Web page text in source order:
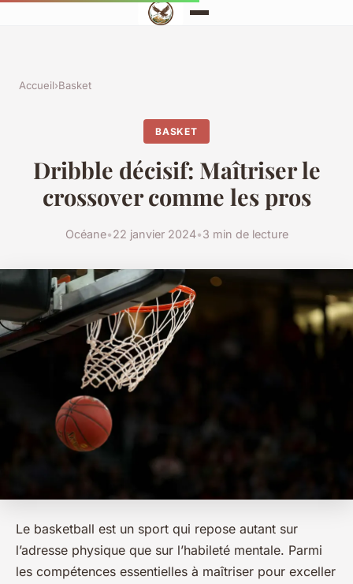
Accueil›Basket
BASKET
Dribble décisif: Maîtriser le
crossover comme les pros
Océane•22 janvier 2024•3 min de lecture
Le basketball est un sport qui repose autant sur
l’adresse physique que sur l’habileté mentale. Parmi
les compétences essentielles à maîtriser pour exceller